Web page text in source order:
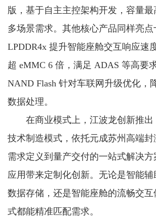
版，基于自主主控架构开发，容量最
多场景需求。其他核心产品同样亮
LPDDR4x 提升智能座舱交互响应速
超 eMMC 6 倍，满足 ADAS 等高要
NAND Flash 针对车联网升级优化，
数据处理。
在商业模式上，江波龙创新推出
技术制造模式，依托元成苏州高端
需求定义到量产交付的一站式解决
应用带来定制化创新。无论是智能
数据存储，还是智能座舱的流畅交互
式都能精准匹配需求。